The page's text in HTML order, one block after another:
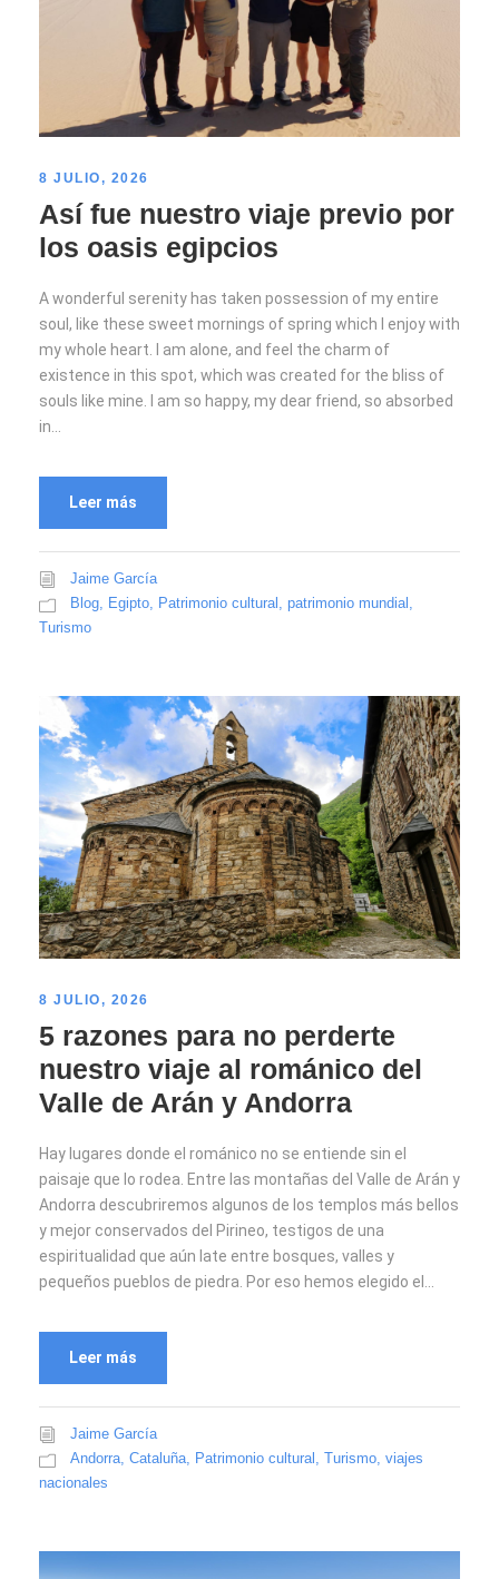
8 JULIO, 2026
Así fue nuestro viaje previo por
los oasis egipcios
A wonderful serenity has taken possession of my entire
soul, like these sweet mornings of spring which I enjoy with
my whole heart. I am alone, and feel the charm of
existence in this spot, which was created for the bliss of
souls like mine. I am so happy, my dear friend, so absorbed
in...
Leer más
Jaime García
Blog, Egipto, Patrimonio cultural , patrimonio mundial ,
Turismo
8 JULIO, 2026
5 razones para no perderte
nuestro viaje al románico del
Valle de Arán y Andorra
Hay lugares donde el románico no se entiende sin el
paisaje que lo rodea. Entre las montañas del Valle de Arán y
Andorra descubriremos algunos de los templos más bellos
y mejor conservados del Pirineo, testigos de una
espiritualidad que aún late entre bosques, valles y
pequeños pueblos de piedra. Por eso hemos elegido el...
Leer más
Jaime García
Andorra, Cataluña, Patrimonio cultural , Turismo, viajes
nacionales